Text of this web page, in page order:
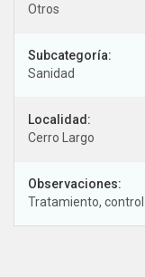
Otros
Subcategoría:
Sanidad
Localidad:
Cerro Largo
Observaciones:
Tratamiento,